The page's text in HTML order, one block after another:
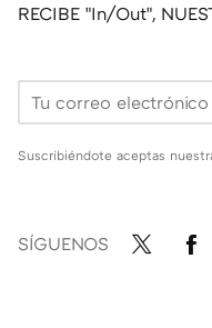
RECIBE "In/Out",
Suscribiéndote aceptas
SÍGUENOS